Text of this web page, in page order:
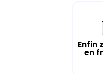
Enfin
en